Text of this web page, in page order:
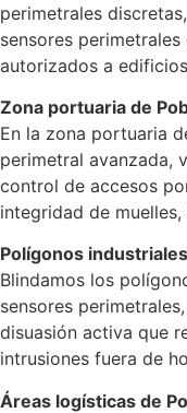
perimetrales
sensores
autorizados a
Zona portuaria de
En la zona portuaria
perimetral avanzada,
control de accesos
integridad de
Polígonos
Blindamos los
sensores
disuasión activa que
intrusiones fuera de
Áreas logísticas de